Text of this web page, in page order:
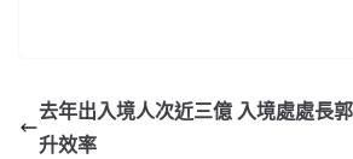
去年出入境人次近三億 入境處處長
升效率